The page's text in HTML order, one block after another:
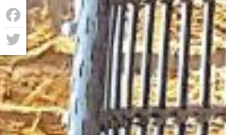
Facebook
Twitter